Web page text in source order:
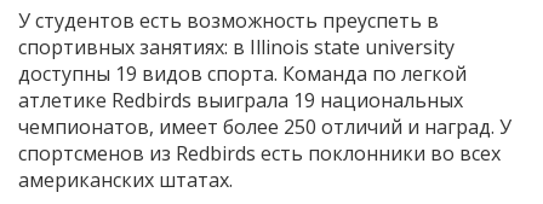
У студентов есть возможность преуспеть в
спортивных занятиях: в Illinois state university
доступны 19 видов спорта. Команда по легкой
атлетике Redbirds выиграла 19 национальных
чемпионатов, имеет более 250 отличий и наград. У
спортсменов из Redbirds есть поклонники во всех
американских штатах.